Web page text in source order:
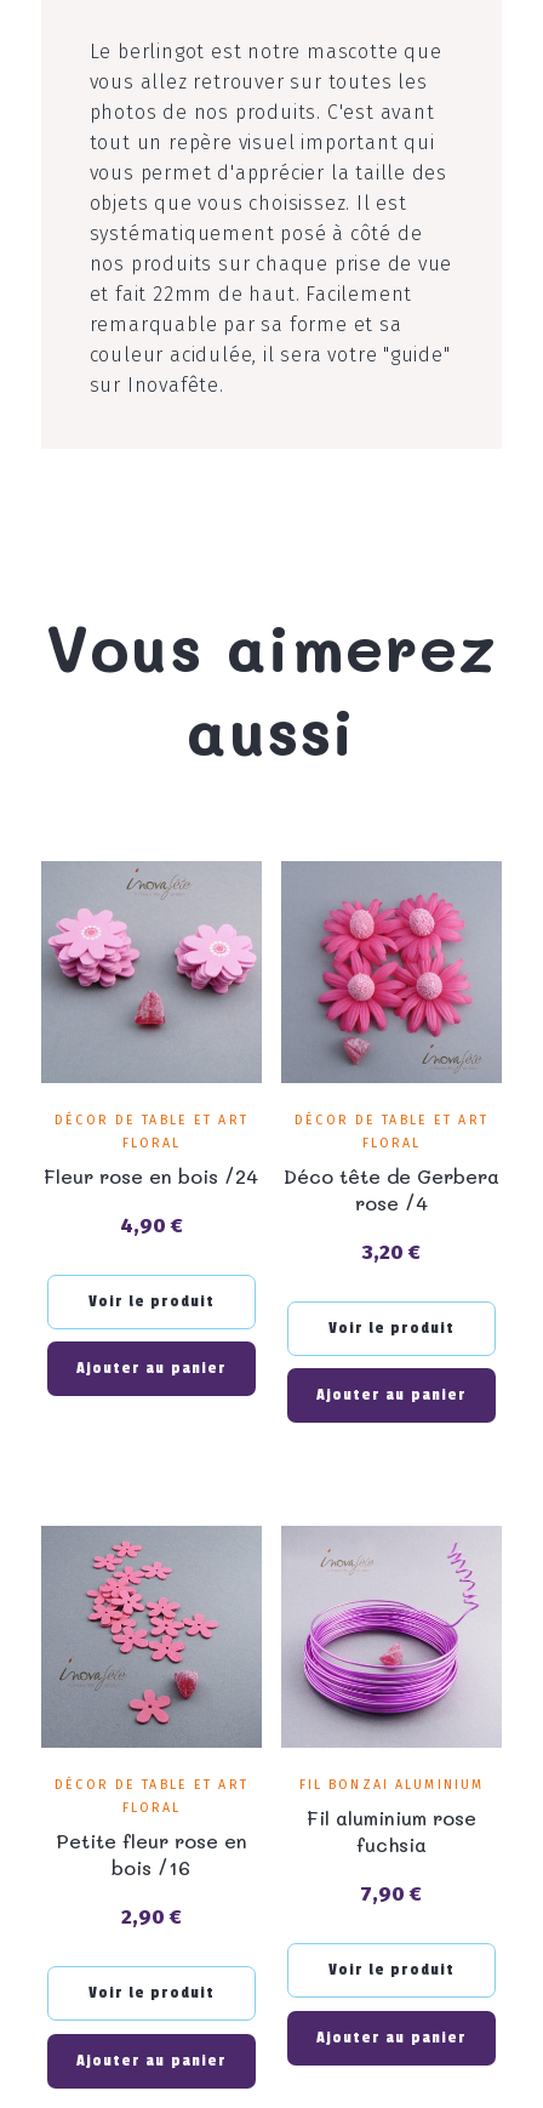
Le berlingot est notre mascotte que
vous allez retrouver sur toutes les
photos de nos produits. C'est avant
tout un repère visuel important qui
vous permet d'apprécier la taille des
objets que vous choisissez. Il est
systématiquement posé à côté de
nos produits sur chaque prise de vue
et fait 22mm de haut. Facilement
remarquable par sa forme et sa
couleur acidulée, il sera votre "guide"
sur Inovafête.
Vous aimerez
aussi
DÉCOR DE TABLE ET ART
FLORAL
Fleur rose en bois /24
Prix
4,90 €
Voir le produit
Ajouter au panier
DÉCOR DE TABLE ET ART
FLORAL
Déco tête de Gerbera
rose /4
Prix
3,20 €
Voir le produit
Ajouter au panier
DÉCOR DE TABLE ET ART
FLORAL
Petite fleur rose en
bois /16
Prix
2,90 €
Voir le produit
Ajouter au panier
FIL BONZAI ALUMINIUM
Fil aluminium rose
fuchsia
Prix
7,90 €
Voir le produit
Ajouter au panier